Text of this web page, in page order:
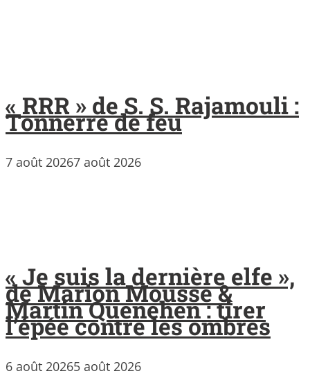
« RRR » de S. S. Rajamouli :
Tonnerre de feu
7 août 20267 août 2026
« Je suis la dernière elfe »,
de Marion Mousse &
Martin Quenehen : tirer
l’épée contre les ombres
6 août 20265 août 2026